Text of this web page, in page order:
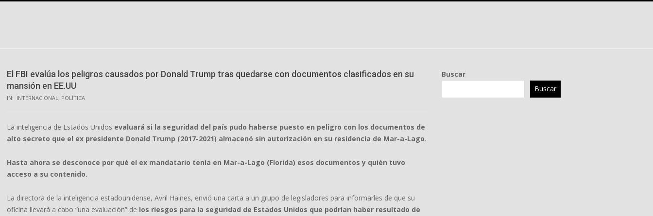
El FBI evalúa los peligros causados por Donald Trump tras quedarse con documentos clasificados en su
mansión en EE.UU
IN: INTERNACIONAL, POLÍTICA
La inteligencia de Estados Unidos evaluará si la seguridad del país pudo haberse puesto en peligro con los documentos de
alto secreto que el ex presidente Donald Trump (2017-2021) almacenó sin autorización en su residencia de Mar-a-Lago.
Hasta ahora se desconoce por qué el ex mandatario tenía en Mar-a-Lago (Florida) esos documentos y quién tuvo
acceso a su contenido.
La directora de la inteligencia estadounidense, Avril Haines, envió una carta a un grupo de legisladores para informarles de que su
oficina llevará a cabo “una evaluación” de los riesgos para la seguridad de Estados Unidos que podrían haber resultado de
Buscar
Buscar